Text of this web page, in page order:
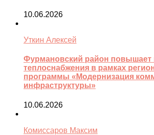
10.06.2026
Уткин Алексей
Фурмановский район повышает
теплоснабжения в рамках
программы «Модернизация
инфраструктуры»
10.06.2026
Комиссаров Максим